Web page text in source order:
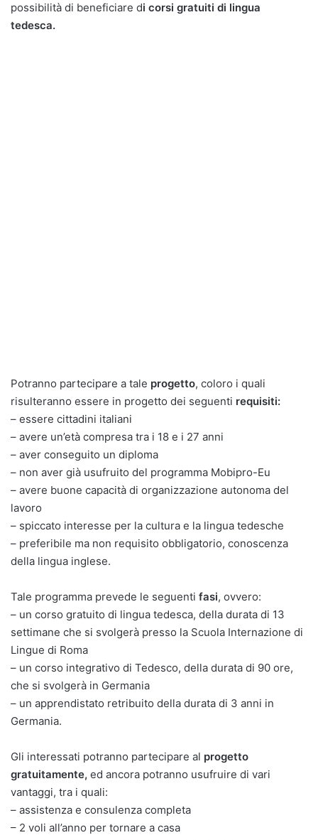
possibilità di beneficiare di corsi gratuiti di lingua
tedesca.
Potranno partecipare a tale progetto, coloro i quali
risulteranno essere in progetto dei seguenti requisiti:
– essere cittadini italiani
– avere un’età compresa tra i 18 e i 27 anni
– aver conseguito un diploma
– non aver già usufruito del programma Mobipro-Eu
– avere buone capacità di organizzazione autonoma del
lavoro
– spiccato interesse per la cultura e la lingua tedesche
– preferibile ma non requisito obbligatorio, conoscenza
della lingua inglese.
Tale programma prevede le seguenti fasi, ovvero:
– un corso gratuito di lingua tedesca, della durata di 13
settimane che si svolgerà presso la Scuola Internazione di
Lingue di Roma
– un corso integrativo di Tedesco, della durata di 90 ore,
che si svolgerà in Germania
– un apprendistato retribuito della durata di 3 anni in
Germania.
Gli interessati potranno partecipare al progetto
gratuitamente, ed ancora potranno usufruire di vari
vantaggi, tra i quali:
– assistenza e consulenza completa
– 2 voli all’anno per tornare a casa